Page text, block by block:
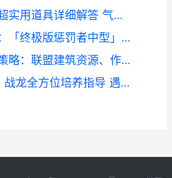
《气泡星球》魔法商店超实用道具详细解答 气泡星球下载安装
《机甲战队》武器策略：「终极版惩罚者中型」武器详细解答 机甲战队游戏视频
《龙石战争》联盟建筑策略：联盟建筑资源、作用详细解答 龙只战争
《遇见龙2》新人策略：战龙全方位培养指导 遇见龙最强组合